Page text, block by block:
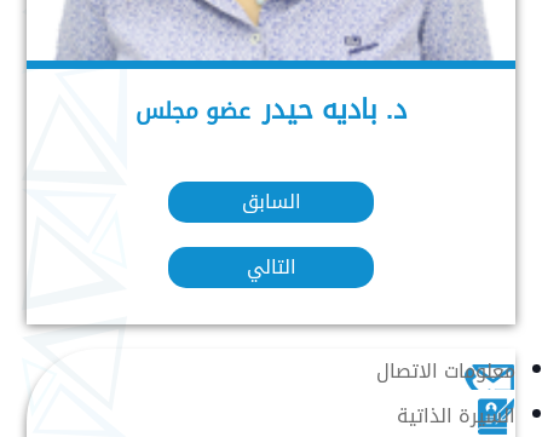
د. باديه حيدر عضو مجلس
السابق
التالي
معلومات الاتصال
السيرة الذاتية